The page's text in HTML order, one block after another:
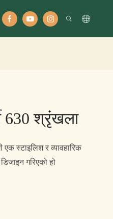
630 श्रृंखला
स्टाइलिश र व्यावहारिक
गरिएको हो